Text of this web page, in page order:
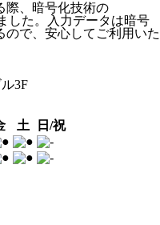
際、暗号化技術の
した。入力データは暗号
で、安心してご利用いた
3F
土
日/祝